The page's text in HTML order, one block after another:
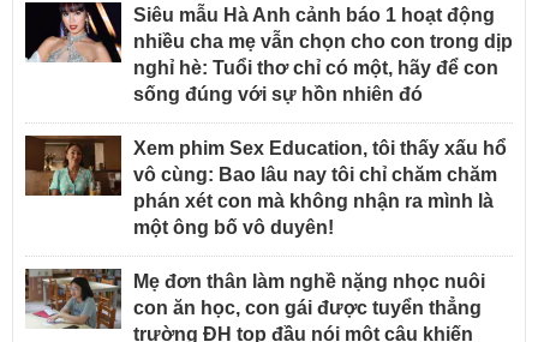
Siêu mẫu Hà Anh cảnh báo 1 hoạt động
nhiều cha mẹ vẫn chọn cho con trong dịp
nghỉ hè: Tuổi thơ chỉ có một, hãy để con
sống đúng với sự hồn nhiên đó
Xem phim Sex Education, tôi thấy xấu hổ
vô cùng: Bao lâu nay tôi chỉ chăm chăm
phán xét con mà không nhận ra mình là
một ông bố vô duyên!
Mẹ đơn thân làm nghề nặng nhọc nuôi
con ăn học, con gái được tuyển thẳng
trường ĐH top đầu nói một câu khiến